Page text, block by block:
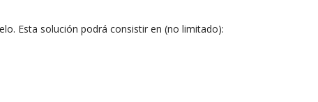
Esta solución podrá consistir en (no limitado):